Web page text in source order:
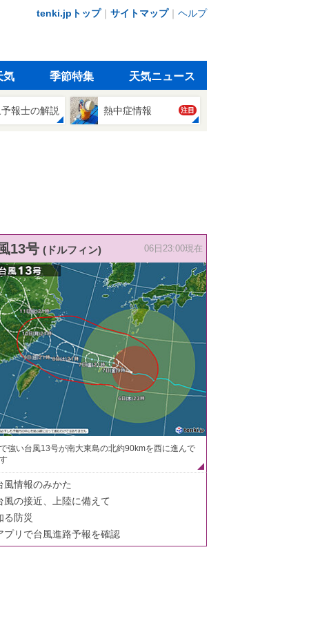
tenki.jpトップ｜ サイトマップ｜ ヘルプ
気 季節特集 天気ニュース
報士の解説 熱中症情報 注目
13号 (ドルフィン) 06日23:00現在
強い台風13号が南大東島の北約90kmを西に進んで
風情報のみかた
風の接近、上陸に備えて
る防災
プリで台風進路予報を確認